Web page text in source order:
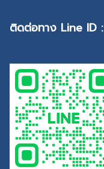
ติดต่อทาง Line ID :